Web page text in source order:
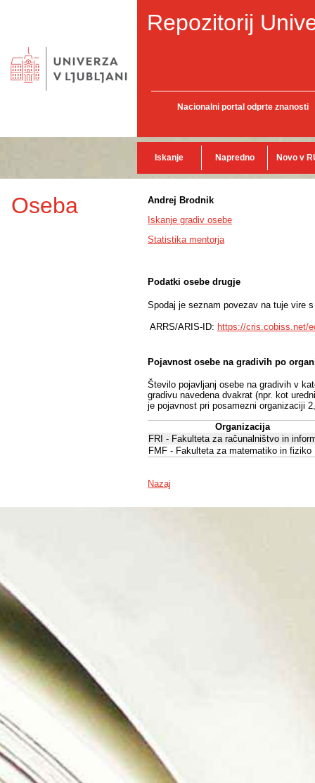
Repozitorij
Nacionalni portal odprte znanosti
Iskanje Napredno Novo v
Oseba
Andrej Brodnik
Iskanje gradiv osebe
Statistika mentorja
Podatki osebe drugje
Spodaj je seznam povezav na tuje vire
ARRS/ARIS-ID: https://cris.cobiss.net/
Pojavnost osebe na gradivih po
Število pojavljanj osebe na gradivih v
gradivu navedena dvakrat (npr. kot
je pojavnost pri posamezni organizaciji
Organizacija
FRI - Fakulteta za računalništvo in
FMF - Fakulteta za matematiko in fiziko
Nazaj